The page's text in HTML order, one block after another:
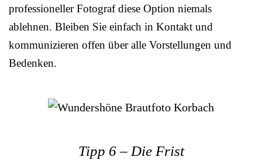
professioneller Fotograf diese Option niemals
ablehnen. Bleiben Sie einfach in Kontakt und
kommunizieren offen über alle Vorstellungen und
Bedenken.
Tipp 6 – Die Frist